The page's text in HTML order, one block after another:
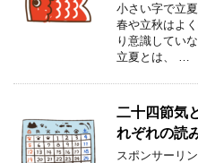
小さい字で立
春や立秋はよ
り意識してい
立夏とは、 …
二十四節気
れぞれの読
スポンサーリ